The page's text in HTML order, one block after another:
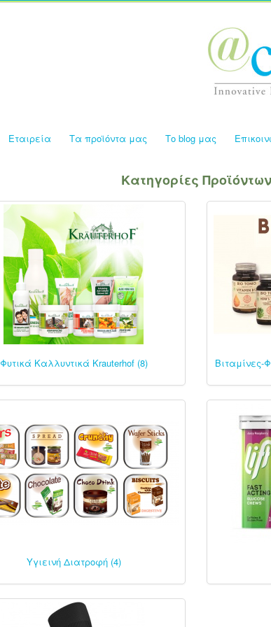
Εταιρεία Τα προϊόντα μας Το blog μας
Κατηγορίες Προϊόντων
Φυτικά Καλλυντικά Krauterhof (8)
Υγιεινή Διατροφή (4)